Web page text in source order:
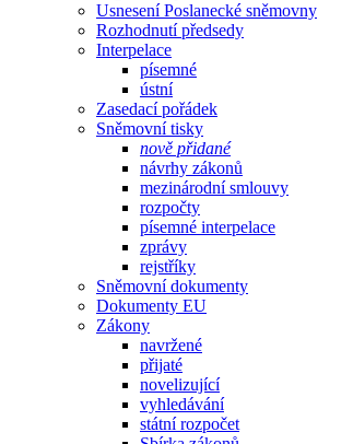
Usnesení Poslanecké sněmovny
Rozhodnutí předsedy
Interpelace
písemné
ústní
Zasedací pořádek
Sněmovní tisky
nově přidané
návrhy zákonů
mezinárodní smlouvy
rozpočty
písemné interpelace
zprávy
rejstříky
Sněmovní dokumenty
Dokumenty EU
Zákony
navržené
přijaté
novelizující
vyhledávání
státní rozpočet